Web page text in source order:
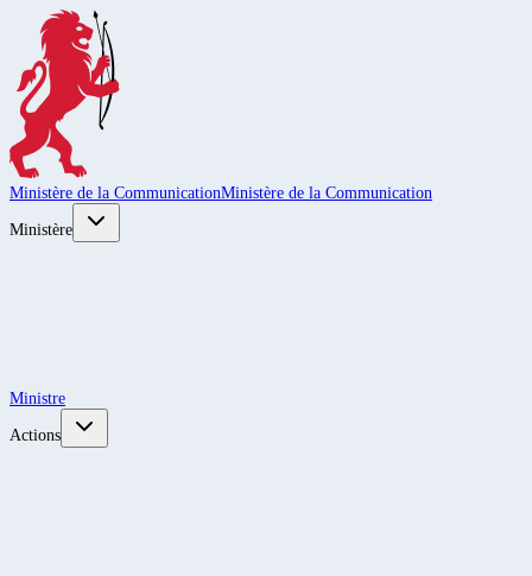
Ministère de la CommunicationMinistère de la Communication
Ministère
Ministre
Actions